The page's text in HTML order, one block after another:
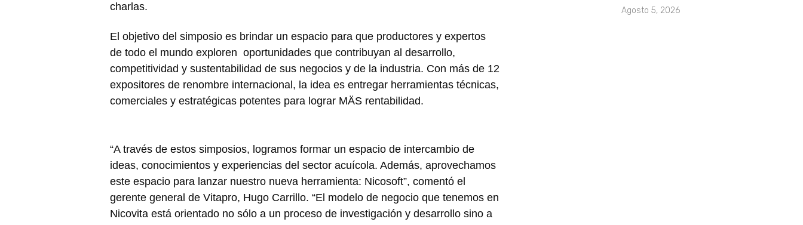
charlas.
El objetivo del simposio es brindar un espacio para que productores y expertos
de todo el mundo exploren oportunidades que contribuyan al desarrollo,
competitividad y sustentabilidad de sus negocios y de la industria. Con más de 12
expositores de renombre internacional, la idea es entregar herramientas técnicas,
comerciales y estratégicas potentes para lograr MÄS rentabilidad.
“A través de estos simposios, logramos formar un espacio de intercambio de
ideas, conocimientos y experiencias del sector acuícola. Además, aprovechamos
este espacio para lanzar nuestro nueva herramienta: Nicosoft”, comentó el
gerente general de Vitapro, Hugo Carrillo. “El modelo de negocio que tenemos en
Nicovita está orientado no sólo a un proceso de investigación y desarrollo sino a
Agosto 5, 2026